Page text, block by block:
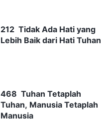
212 Tidak Ada Hati yang
Lebih Baik dari Hati Tuhan
468 Tuhan Tetaplah
Tuhan, Manusia Tetaplah
Manusia